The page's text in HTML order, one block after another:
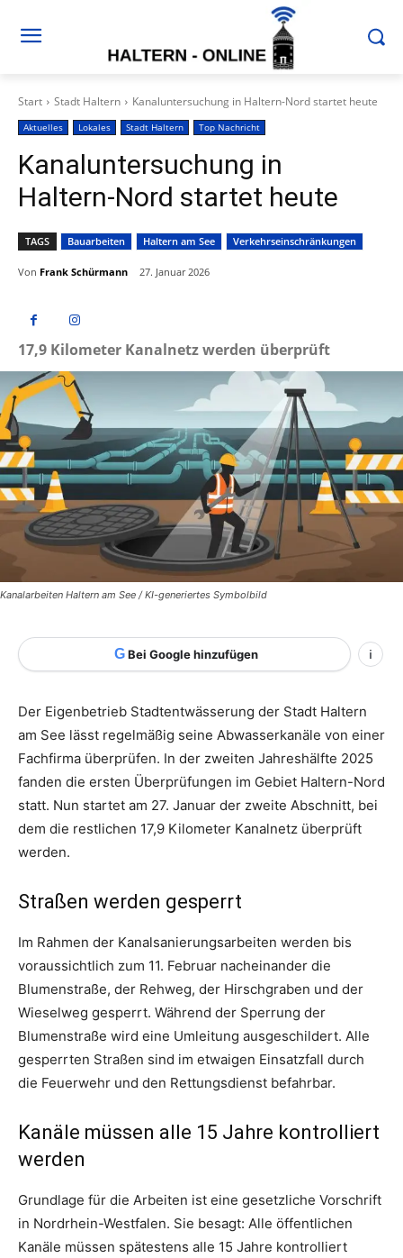
Start Stadt Haltern Kanaluntersuchung in Haltern-Nord startet heute
Aktuelles Lokales Stadt Haltern Top Nachricht
Kanaluntersuchung in
Haltern-Nord startet heute
TAGS Bauarbeiten Haltern am See Verkehrseinschränkungen
Von Frank Schürmann 27. Januar 2026
17,9 Kilometer Kanalnetz werden überprüft
Kanalarbeiten Haltern am See / KI-generiertes Symbolbild
G Bei Google hinzufügen i
Der Eigenbetrieb Stadtentwässerung der Stadt Haltern
am See lässt regelmäßig seine Abwasserkanäle von einer
Fachfirma überprüfen. In der zweiten Jahreshälfte 2025
fanden die ersten Überprüfungen im Gebiet Haltern-Nord
statt. Nun startet am 27. Januar der zweite Abschnitt, bei
dem die restlichen 17,9 Kilometer Kanalnetz überprüft
werden.
Straßen werden gesperrt
Im Rahmen der Kanalsanierungsarbeiten werden bis
voraussichtlich zum 11. Februar nacheinander die
Blumenstraße, der Rehweg, der Hirschgraben und der
Wieselweg gesperrt. Während der Sperrung der
Blumenstraße wird eine Umleitung ausgeschildert. Alle
gesperrten Straßen sind im etwaigen Einsatzfall durch
die Feuerwehr und den Rettungsdienst befahrbar.
Kanäle müssen alle 15 Jahre kontrolliert
werden
Grundlage für die Arbeiten ist eine gesetzliche Vorschrift
in Nordrhein-Westfalen. Sie besagt: Alle öffentlichen
Kanäle müssen spätestens alle 15 Jahre kontrolliert